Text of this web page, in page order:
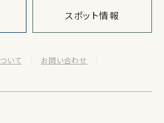
スポット情報
いて お問い合わせ